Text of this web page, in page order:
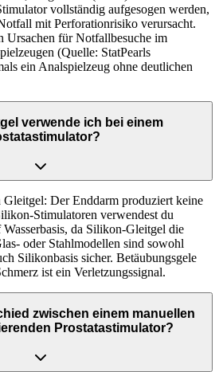
vollständig aufgesogen werden,
mit Perforationrisiko verursacht.
Ursachen für Notfallbesuche im
(Quelle: StatPearls
ein Analspielzeug ohne deutlichen
verwende ich bei einem
Der Enddarm produziert keine
Stimulatoren verwendest du
da Silikon-Gleitgel die
oder Stahlmodellen sind sowohl
Silikonbasis sicher. Betäubungsgele
ist ein Verletzungssignal.
zwischen einem manuellen
Prostatastimulator?